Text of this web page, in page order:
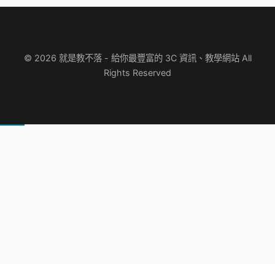
© 2026 就是教不落 - 給你最豐富的 3C 資訊、教學網站 All
Rights Reserved